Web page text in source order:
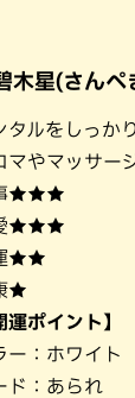
木星(さんぺ
タルをしっか
マやマッサー
★★★
★★★
★★
★
運ポイント】
ー：ホワイト
ド：あられ